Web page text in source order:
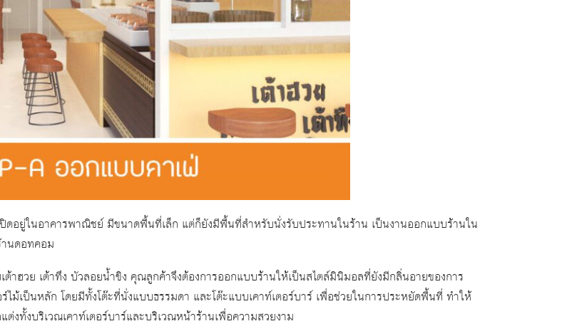
ดอยู่ในอาคารพาณิชย์ มีขนาดพื้นที่เล็ก แต่ก็ยังมีพื้นที่สำหรับนั่งรับประทานในร้าน เป็นงานออกแบบร้านใน
นดอทคอม
าฮวย เต้าทึง บัวลอยน้ำขิง คุณลูกค้าจึงต้องการออกแบบร้านให้เป็นสไตล์มินิมอลที่ยังมีกลิ่นอายของการ
ไม้เป็นหลัก โดยมีทั้งโต๊ะที่นั่งแบบธรรมดา และโต๊ะแบบเคาท์เตอร์บาร์ เพื่อช่วยในการประหยัดพื้นที่ ทำให้
งทั้งบริเวณเคาท์เตอร์บาร์และบริเวณหน้าร้านเพื่อความสวยงาม